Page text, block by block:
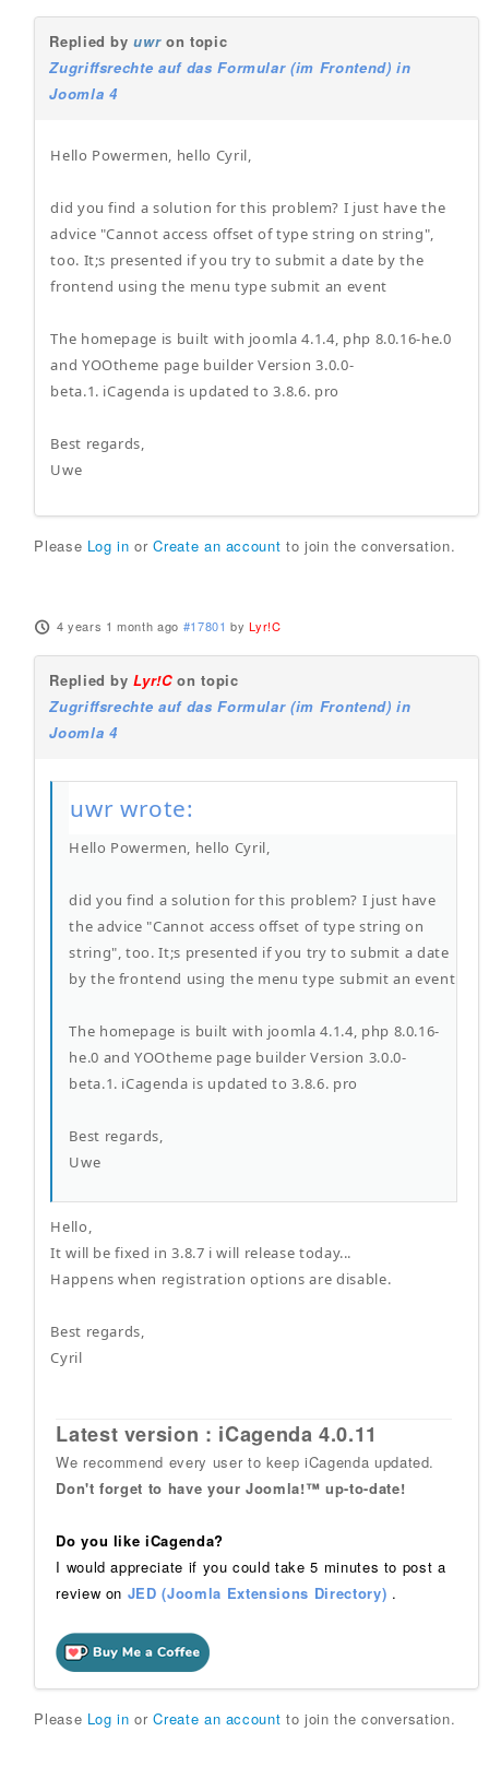
Replied byuwron topic
Zugriffsrechte auf das Formular (im Frontend) in
Joomla 4
Hello Powermen, hello Cyril,
did you find a solution for this problem? I just have the
advice "Cannot access offset of type string on string",
too. It;s presented if you try to submit a date by the
frontend using the menu type submit an event
The homepage is built with joomla 4.1.4, php 8.0.16-he.0
and YOOtheme page builder Version 3.0.0-
beta.1. iCagenda is updated to 3.8.6. pro
Best regards,
Uwe
Please Log in orCreate an account to join the conversation.
4 years 1 month ago #17801 byLyr!C
Replied byLyr!Con topic
Zugriffsrechte auf das Formular (im Frontend) in
Joomla 4
uwr wrote:
Hello Powermen, hello Cyril,
did you find a solution for this problem? I just have
the advice "Cannot access offset of type string on
string", too. It;s presented if you try to submit a date
by the frontend using the menu type submit an event
The homepage is built with joomla 4.1.4, php 8.0.16-
he.0 and YOOtheme page builder Version 3.0.0-
beta.1. iCagenda is updated to 3.8.6. pro
Best regards,
Uwe
Hello,
It will be fixed in 3.8.7 i will release today...
Happens when registration options are disable.
Best regards,
Cyril
Latest version : iCagenda 4.0.11
We recommend every user to keep iCagenda updated.
Don't forget to have your Joomla!™ up-to-date!
Do you like iCagenda?
I would appreciate if you could take 5 minutes to post a
review on JED (Joomla Extensions Directory) .
Please Log in orCreate an account to join the conversation.